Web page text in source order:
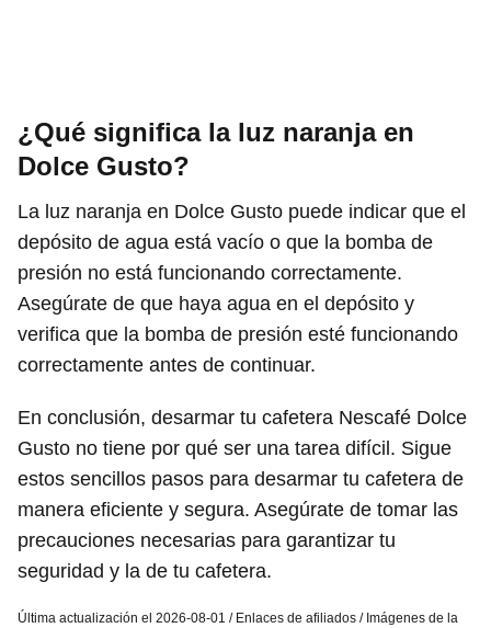
¿Qué significa la luz naranja en
Dolce Gusto?
La luz naranja en Dolce Gusto puede indicar que el
depósito de agua está vacío o que la bomba de
presión no está funcionando correctamente.
Asegúrate de que haya agua en el depósito y
verifica que la bomba de presión esté funcionando
correctamente antes de continuar.
En conclusión, desarmar tu cafetera Nescafé Dolce
Gusto no tiene por qué ser una tarea difícil. Sigue
estos sencillos pasos para desarmar tu cafetera de
manera eficiente y segura. Asegúrate de tomar las
precauciones necesarias para garantizar tu
seguridad y la de tu cafetera.
Última actualización el 2026-08-01 / Enlaces de afiliados / Imágenes de la